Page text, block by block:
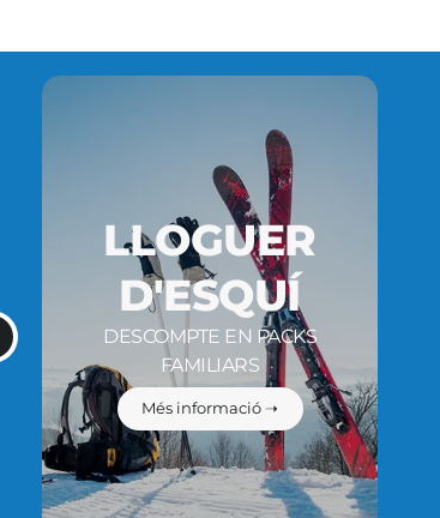
LLOGUER
D'ESQUÍ
DESCOMPTE EN PACKS
FAMILIARS
Més informació ➝